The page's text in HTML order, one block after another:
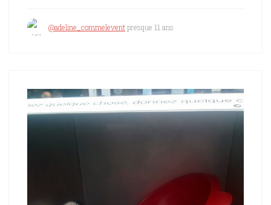
@adeline_commeleventpresque 11 ans